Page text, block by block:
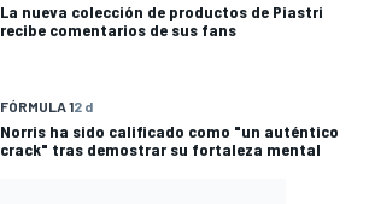
La nueva colección de productos de Piastri
recibe comentarios de sus fans
FÓRMULA 12 d
Norris ha sido calificado como "un auténtico
crack" tras demostrar su fortaleza mental